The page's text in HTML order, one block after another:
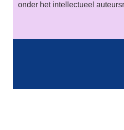
onder het intellectueel